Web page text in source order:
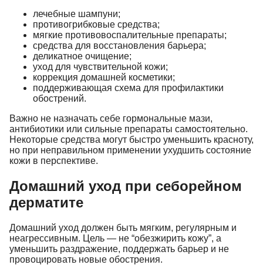
лечебные шампуни;
противогрибковые средства;
мягкие противовоспалительные препараты;
средства для восстановления барьера;
деликатное очищение;
уход для чувствительной кожи;
коррекция домашней косметики;
поддерживающая схема для профилактики
обострений.
Важно не назначать себе гормональные мази,
антибиотики или сильные препараты самостоятельно.
Некоторые средства могут быстро уменьшить красноту,
но при неправильном применении ухудшить состояние
кожи в перспективе.
Домашний уход при себорейном
дерматите
Домашний уход должен быть мягким, регулярным и
неагрессивным. Цель — не “обезжирить кожу”, а
уменьшить раздражение, поддержать барьер и не
провоцировать новые обострения.